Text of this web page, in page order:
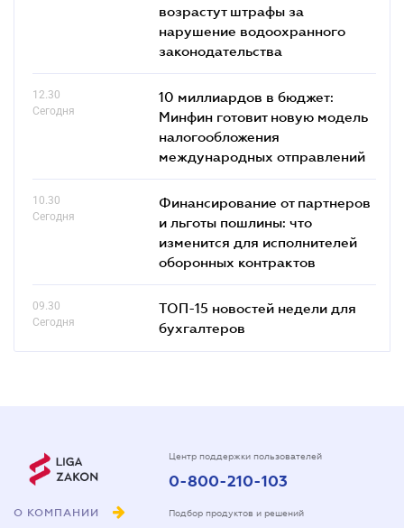
возрастут штрафы за
нарушение водоохранного
законодательства
12.30
Сегодня
10 миллиардов в бюджет:
Минфин готовит новую модель
налогообложения
международных отправлений
10.30
Сегодня
Финансирование от партнеров
и льготы пошлины: что
изменится для исполнителей
оборонных контрактов
09.30
Сегодня
ТОП-15 новостей недели для
бухгалтеров
О КОМПАНИИ
Центр поддержки пользователей
0-800-210-103
Подбор продуктов и решений